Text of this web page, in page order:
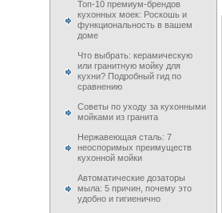
Топ-10 премиум-брендов
кухонных моек: Роскошь и
функциональность в вашем
доме
Что выбрать: керамическую
или гранитную мойку для
кухни? Подробный гид по
сравнению
Советы по уходу за кухонными
мойками из гранита
Нержавеющая сталь: 7
неоспоримых преимуществ
кухонной мойки
Автоматические дозаторы
мыла: 5 причин, почему это
удобно и гигиенично